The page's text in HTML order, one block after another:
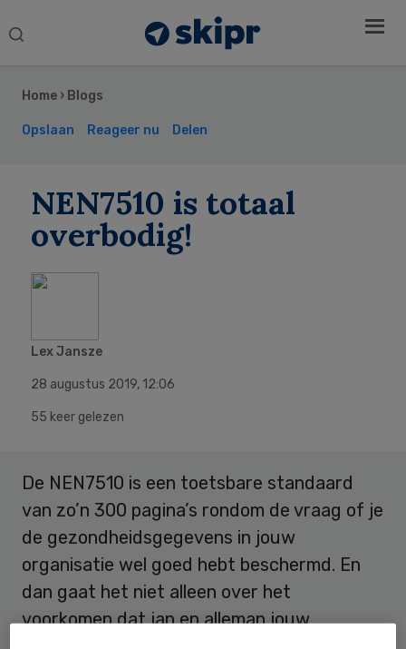
Search
Home › Blogs
Opslaan Reageer nu Delen
NEN7510 is totaal
overbodig!
Lex Jansze
28 augustus 2019, 12:06
55 keer gelezen
De NEN7510 is een toetsbare standaard
van zo’n 300 pagina’s rondom de vraag of je
de gezondheidsgegevens in jouw
organisatie wel goed hebt beschermd. En
dan gaat het niet alleen over het
voorkomen dat jan en alleman jouw
Sidebar